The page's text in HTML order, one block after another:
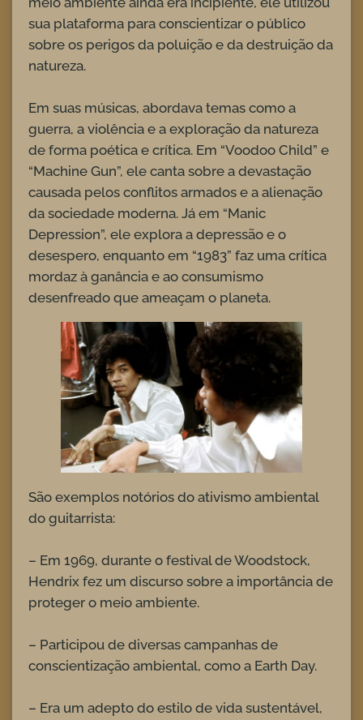
sua plataforma para conscientizar o público
sobre os perigos da poluição e da destruição da
natureza.
Em suas músicas, abordava temas como a
guerra, a violência e a exploração da natureza
de forma poética e crítica. Em “Voodoo Child” e
“Machine Gun”, ele canta sobre a devastação
causada pelos conflitos armados e a alienação
da sociedade moderna. Já em “Manic
Depression”, ele explora a depressão e o
desespero, enquanto em “1983” faz uma crítica
mordaz à ganância e ao consumismo
desenfreado que ameaçam o planeta.
São exemplos notórios do ativismo ambiental
do guitarrista:
– Em 1969, durante o festival de Woodstock,
Hendrix fez um discurso sobre a importância de
proteger o meio ambiente.
– Participou de diversas campanhas de
conscientização ambiental, como a Earth Day.
– Era um adepto do estilo de vida sustentável,